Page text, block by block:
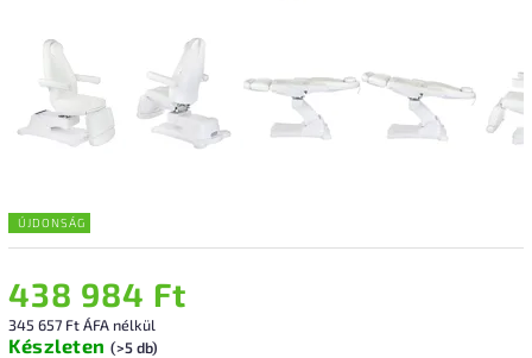
ÚJDONSÁG
438 984 Ft
345 657 Ft ÁFA nélkül
Készleten (>5 db)